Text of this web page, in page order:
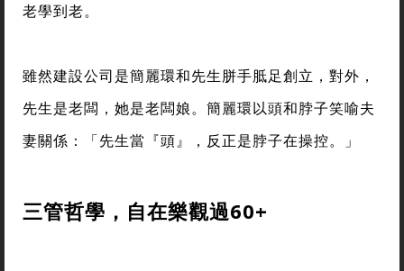
老學到老。
雖然建設公司是簡麗環和先生胼手胝足創立，對外，
先生是老闆，她是老闆娘。簡麗環以頭和脖子笑喻夫
妻關係：「先生當『頭』，反正是脖子在操控。」
三管哲學，自在樂觀過60+